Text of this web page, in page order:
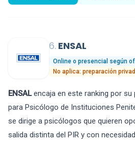
6. ENSAL
Online o presencial según
No aplica: preparación
ENSALencaja en este ranking por su
para Psicólogo de Instituciones
se dirige a psicólogos que quieren
salida distinta del PIR y con